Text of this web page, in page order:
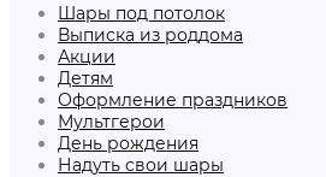
Шары под потолок
Выписка из роддома
Акции
Детям
Оформление праздников
Мультгерои
День рождения
Надуть свои шары